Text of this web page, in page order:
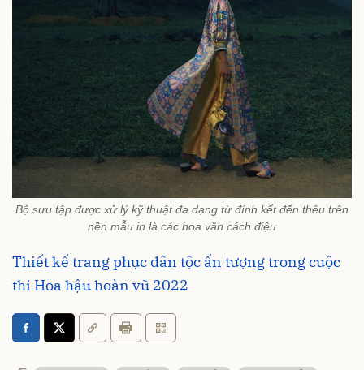
Bộ sưu tập được xử lý kỹ thuật đa dạng từ đính kết đến thêu trên
nền mẫu in là các hoa văn cách điệu
Thiết kế trang phục dân tộc ấn tượng trong cuộc
thi Hoa hậu hoàn vũ 2022